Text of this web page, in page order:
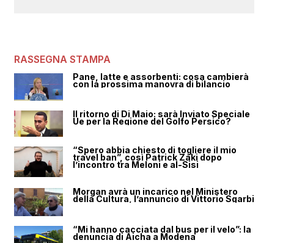
RASSEGNA STAMPA
Pane, latte e assorbenti: cosa cambierà
con la prossima manovra di bilancio
Il ritorno di Di Maio: sarà Inviato Speciale
Ue per la Regione del Golfo Persico?
“Spero abbia chiesto di togliere il mio
travel ban”, così Patrick Zaki dopo
l’incontro tra Meloni e al-Sisi
Morgan avrà un incarico nel Ministero
della Cultura, l’annuncio di Vittorio Sgarbi
“Mi hanno cacciata dal bus per il velo”: la
denuncia di Aicha a Modena